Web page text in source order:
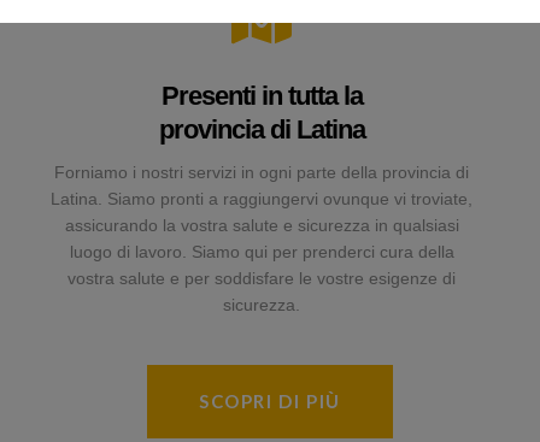
Presenti in tutta la
provincia di Latina
Forniamo i nostri servizi in ogni parte della provincia di
Latina. Siamo pronti a raggiungervi ovunque vi troviate,
assicurando la vostra salute e sicurezza in qualsiasi
luogo di lavoro. Siamo qui per prenderci cura della
vostra salute e per soddisfare le vostre esigenze di
sicurezza.
SCOPRI DI PIÙ